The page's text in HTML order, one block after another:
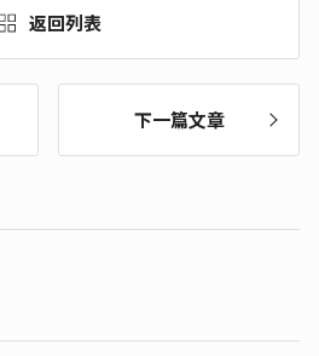
返回列表
下一篇文章